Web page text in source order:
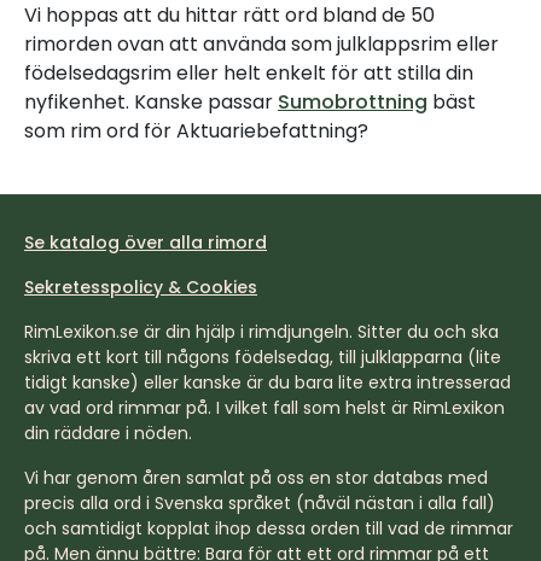
Vi hoppas att du hittar rätt ord bland de 50
rimorden ovan att använda som julklappsrim eller
födelsedagsrim eller helt enkelt för att stilla din
nyfikenhet. Kanske passar Sumobrottning bäst
som rim ord för Aktuariebefattning?
Se katalog över alla rimord
Sekretesspolicy & Cookies
RimLexikon.se är din hjälp i rimdjungeln. Sitter du och ska
skriva ett kort till någons födelsedag, till julklapparna (lite
tidigt kanske) eller kanske är du bara lite extra intresserad
av vad ord rimmar på. I vilket fall som helst är RimLexikon
din räddare i nöden.
Vi har genom åren samlat på oss en stor databas med
precis alla ord i Svenska språket (nåväl nästan i alla fall)
och samtidigt kopplat ihop dessa orden till vad de rimmar
på. Men ännu bättre: Bara för att ett ord rimmar på ett